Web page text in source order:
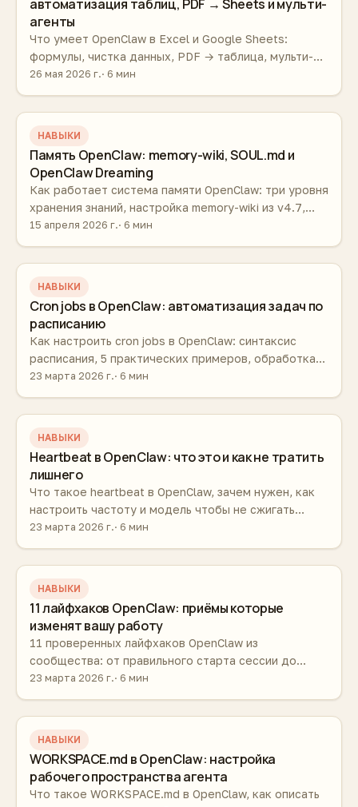
автоматизация таблиц, PDF → Sheets и мульти-
агенты
Что умеет OpenClaw в Excel и Google Sheets:
формулы, чистка данных, PDF → таблица, мульти-
агентные пайплайны, безопасная настройка.
26 мая 2026 г. 6 мин
НАВЫКИ
Память OpenClaw: memory-wiki, SOUL.md и
OpenClaw Dreaming
Как работает система памяти OpenClaw: три уровня
хранения знаний, настройка memory-wiki из v4.7,
OpenClaw Dreaming и таблица «что хранить где».
15 апреля 2026 г. 6 мин
НАВЫКИ
Cron jobs в OpenClaw: автоматизация задач по
расписанию
Как настроить cron jobs в OpenClaw: синтаксис
расписания, 5 практических примеров, обработка
ошибок и мониторинг. Агент работает сам по
23 марта 2026 г. 6 мин
НАВЫКИ
Heartbeat в OpenClaw: что это и как не тратить
лишнего
Что такое heartbeat в OpenClaw, зачем нужен, как
настроить частоту и модель чтобы не сжигать
бюджет впустую. Разница между heartbeat и cron
23 марта 2026 г. 6 мин
НАВЫКИ
11 лайфхаков OpenClaw: приёмы которые
изменят вашу работу
11 проверенных лайфхаков OpenClaw из
сообщества: от правильного старта сессии до
настройки уведомлений. Конкретные команды и
23 марта 2026 г. 6 мин
НАВЫКИ
WORKSPACE.md в OpenClaw: настройка
рабочего пространства агента
Что такое WORKSPACE.md в OpenClaw, как описать